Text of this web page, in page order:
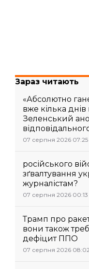
Зараз читають
«Абсолютно
вже кілька
Зеленський
07 серпня 2026 07:25
російського
зґвалтування
журналістам?
07 серпня 2026 00:13
Трамп про
вони також
дефіцит ППО
07 серпня 2026